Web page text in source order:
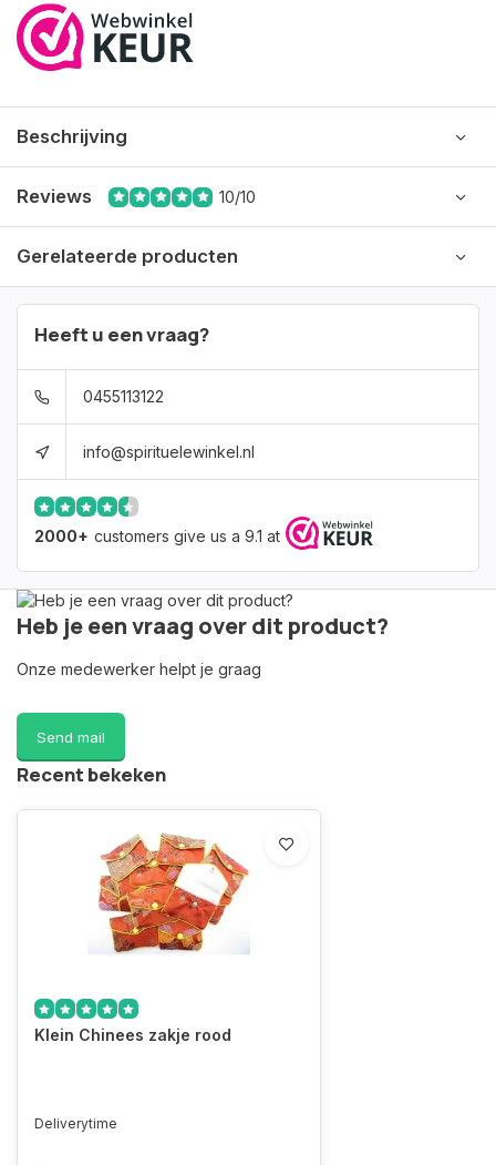
Beschrijving
Reviews 10/10
Gerelateerde producten
Heeft u een vraag?
0455113122
info@spirituelewinkel.nl
2000+ customers give us a 9.1 at
Heb je een vraag over dit product?
Onze medewerker helpt je graag
Send mail
Recent bekeken
Klein Chinees zakje rood
Deliverytime